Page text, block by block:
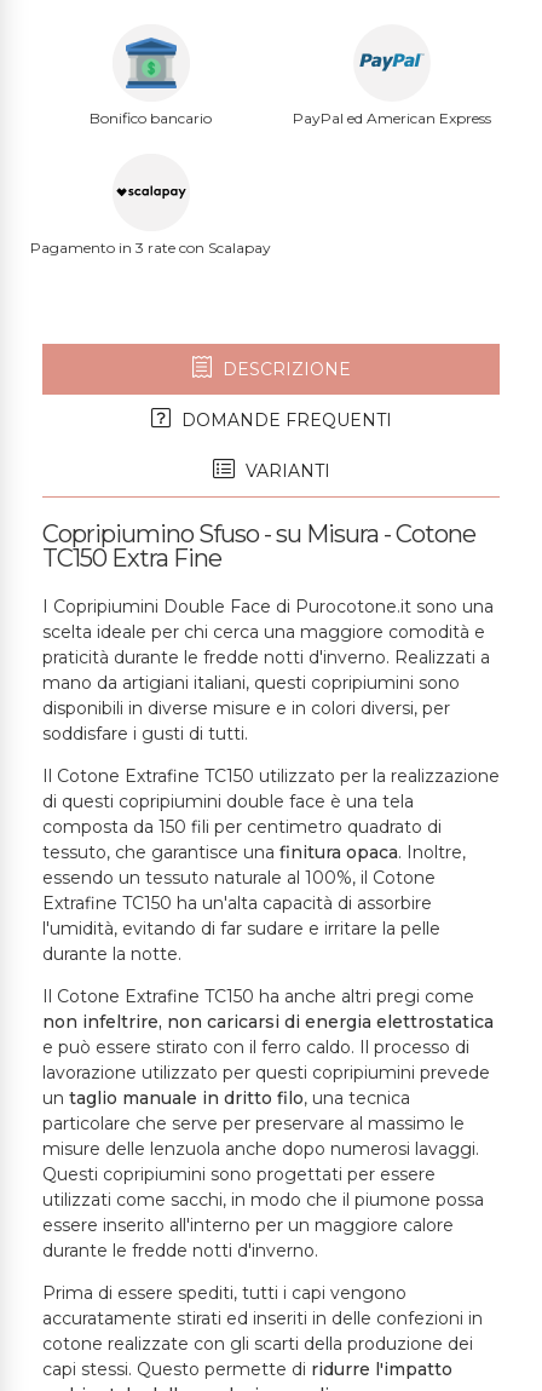
Bonifico bancario PayPal ed American Express
Pagamento in 3 rate con Scalapay
DESCRIZIONE
DOMANDE FREQUENTI
VARIANTI
Copripiumino Sfuso - su Misura - Cotone
TC150 Extra Fine
I Copripiumini Double Face di Purocotone.it sono una
scelta ideale per chi cerca una maggiore comodità e
praticità durante le fredde notti d'inverno. Realizzati a
mano da artigiani italiani, questi copripiumini sono
disponibili in diverse misure e in colori diversi, per
soddisfare i gusti di tutti.
Il Cotone Extrafine TC150 utilizzato per la realizzazione
di questi copripiumini double face è una tela
composta da 150 fili per centimetro quadrato di
tessuto, che garantisce una finitura opaca. Inoltre,
essendo un tessuto naturale al 100%, il Cotone
Extrafine TC150 ha un'alta capacità di assorbire
l'umidità, evitando di far sudare e irritare la pelle
durante la notte.
Il Cotone Extrafine TC150 ha anche altri pregi come
non infeltrire, non caricarsi di energia elettrostatica
e può essere stirato con il ferro caldo. Il processo di
lavorazione utilizzato per questi copripiumini prevede
un taglio manuale in dritto filo, una tecnica
particolare che serve per preservare al massimo le
misure delle lenzuola anche dopo numerosi lavaggi.
Questi copripiumini sono progettati per essere
utilizzati come sacchi, in modo che il piumone possa
essere inserito all'interno per un maggiore calore
durante le fredde notti d'inverno.
Prima di essere spediti, tutti i capi vengono
accuratamente stirati ed inseriti in delle confezioni in
cotone realizzate con gli scarti della produzione dei
capi stessi. Questo permette di ridurre l'impatto